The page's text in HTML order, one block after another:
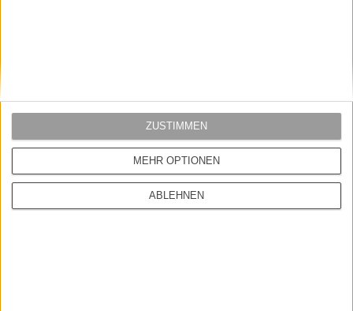
MEHR OPTIONEN
ABLEHNEN
ZUSTIMMEN
ÜBER UNS
Kontakt